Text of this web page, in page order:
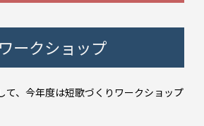
ークショップ
て、今年度は短歌づくりワークショップ